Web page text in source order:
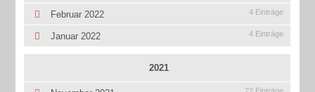
Februar 2022 4 Einträge
Januar 2022 4 Einträge
2021